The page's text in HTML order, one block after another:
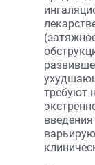
требуют